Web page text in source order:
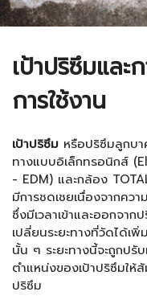
เป้าปริซึมและ
การใช้งาน
เป้าปริซึม หรือปริซึมลูกบา
ทางแบบอิเล็กทรอนิกส์
- EDM) และกล้อง
มีการชดเชยเนื่องจากคว
ซึ่งมีเวลาเข้าและออกจาก
เปลี่ยนระยะทางที่วัดได้เ
นั้น ๆ ระยะทางนี้จะถูกปรั
ตำแหน่งของเป้าปริซึมใ
ปริซึม